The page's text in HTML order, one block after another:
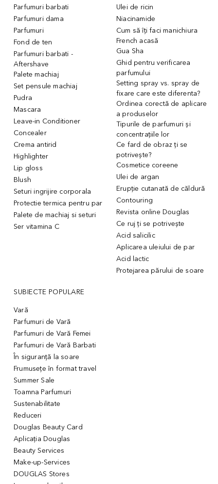
Parfumuri barbati
Parfumuri dama
Parfumuri
Fond de ten
Parfumuri barbati -
Aftershave
Palete machiaj
Set pensule machiaj
Pudra
Mascara
Leave-in Conditioner
Concealer
Crema antirid
Highlighter
Lip gloss
Blush
Seturi ingrijire corporala
Protectie termica pentru par
Palete de machiaj si seturi
Ser vitamina C
Ulei de ricin
Niacinamide
Cum să îți faci manichiura
French acasă
Gua Sha
Ghid pentru verificarea
parfumului
Setting spray vs. spray de
fixare care este diferenta?
Ordinea corectă de aplicare
a produselor
Tipurile de parfumuri și
concentrațiile lor
Ce fard de obraz ți se
potrivește?
Cosmetice coreene
Ulei de argan
Erupție cutanată de căldură
Contouring
Revista online Douglas
Ce ruj ți se potrivește
Acid salicilic
Aplicarea uleiului de par
Acid lactic
Protejarea părului de soare
SUBIECTE POPULARE
Vară
Parfumuri de Vară
Parfumuri de Vară Femei
Parfumuri de Vară Barbati
În siguranță la soare
Frumusețe în format travel
Summer Sale
Toamna Parfumuri
Sustenabilitate
Reduceri
Douglas Beauty Card
Aplicația Douglas
Beauty Services
Make-up-Services
DOUGLAS Stores